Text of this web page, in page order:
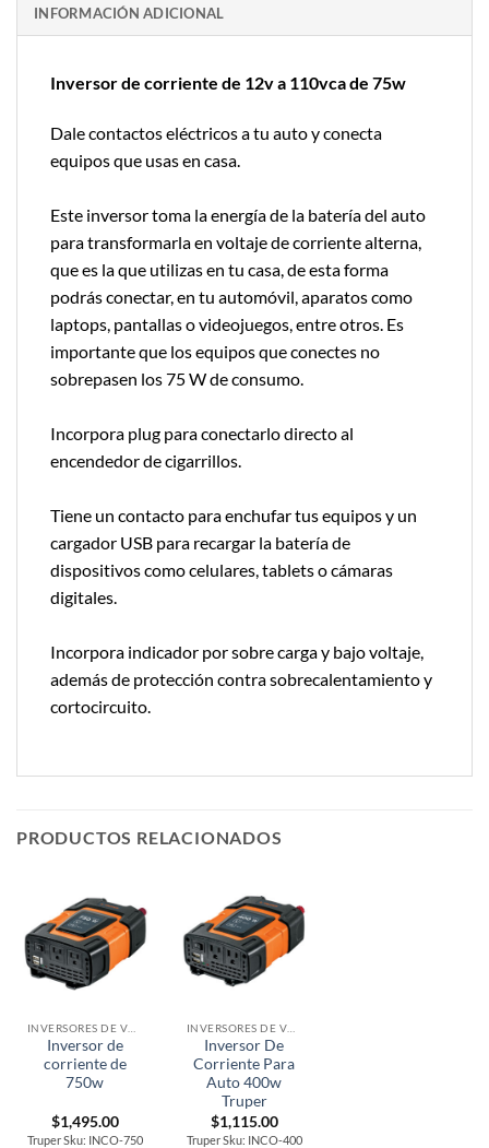
INFORMACIÓN ADICIONAL
Inversor de corriente de 12v a 110vca de 75w
Dale contactos eléctricos a tu auto y conecta
equipos que usas en casa.
Este inversor toma la energía de la batería del auto
para transformarla en voltaje de corriente alterna,
que es la que utilizas en tu casa, de esta forma
podrás conectar, en tu automóvil, aparatos como
laptops, pantallas o videojuegos, entre otros. Es
importante que los equipos que conectes no
sobrepasen los 75 W de consumo.
Incorpora plug para conectarlo directo al
encendedor de cigarrillos.
Tiene un contacto para enchufar tus equipos y un
cargador USB para recargar la batería de
dispositivos como celulares, tablets o cámaras
digitales.
Incorpora indicador por sobre carga y bajo voltaje,
además de protección contra sobrecalentamiento y
cortocircuito.
PRODUCTOS RELACIONADOS
Inversor de
corriente de
750w
$1,495.00
Truper Sku: INCO-750
Inversor De
Corriente Para
Auto 400w
Truper
$1,115.00
Truper Sku: INCO-400